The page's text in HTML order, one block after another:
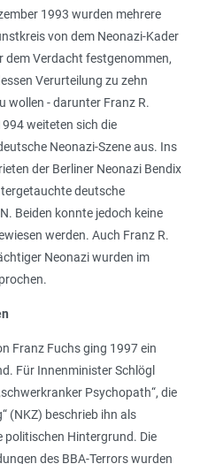
1993 wurden mehrere
von dem Neonazi-Kader
dem Verdacht festgenommen,
Verurteilung zu zehn
wollen - darunter Franz R.
weiteten sich die
Neonazi-Szene aus. Ins
der Berliner Neonazi Bendix
deutsche
Beiden konnte jedoch keine
werden. Auch Franz R.
Neonazi wurden im
Franz Fuchs ging 1997 ein
Für Innenminister Schlögl
schwerkranker Psychopath“, die
(NKZ) beschrieb ihn als
politischen Hintergrund. Die
des BBA-Terrors wurden